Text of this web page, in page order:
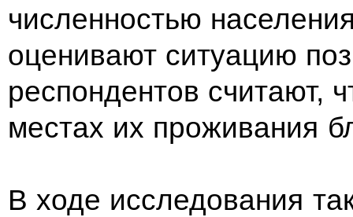
численностью
оценивают ситуацию
респондентов считают,
местах их проживания
В ходе исследования